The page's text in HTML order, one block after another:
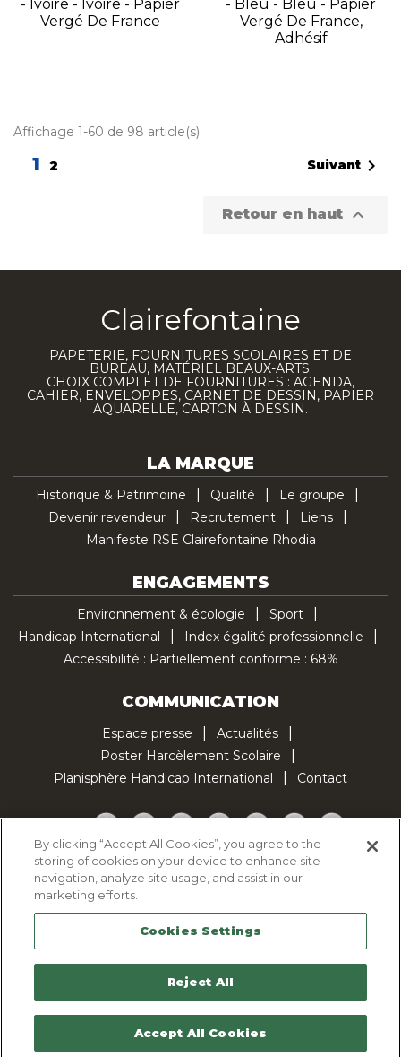
- Ivoire - Ivoire - Papier
Vergé De France
- Bleu - Bleu - Papier
Vergé De France,
Adhésif
Affichage 1-60 de 98 article(s)
1 2 Suivant 
Retour en haut 
Clairefontaine
PAPETERIE, FOURNITURES SCOLAIRES ET DE
BUREAU, MATÉRIEL BEAUX-ARTS.
CHOIX COMPLET DE FOURNITURES : AGENDA,
CAHIER, ENVELOPPES, CARNET DE DESSIN, PAPIER
AQUARELLE, CARTON À DESSIN.
LA MARQUE
Historique & Patrimoine Qualité
Le groupe
Devenir revendeur
Recrutement
Liens
Manifeste RSE Clairefontaine Rhodia
ENGAGEMENTS
Environnement & écologie
Sport
Handicap International
Index égalité professionnelle
Accessibilité : Partiellement conforme : 68%
COMMUNICATION
Espace presse
Actualités
Poster Harcèlement Scolaire
Planisphère Handicap International
Contact
Facebook
TwitterYouTubePinterestInstagramLinkedInTikTok
Politique d'utilisation des cookies
Politique de confidentialité
Mentions légales
Plan du site
Contactez-nous
By clicking “Accept All Cookies”, you agree to the
storing of cookies on your device to enhance site
navigation, analyze site usage, and assist in our
marketing efforts.
Cookies Settings
Reject All
Accept All Cookies